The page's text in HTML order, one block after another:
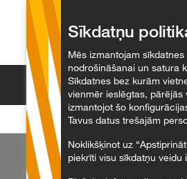
Sīkdatņu
Mēs izmantojam
nodrošināšanai un satura
Sīkdatnes bez kurām
vienmēr ieslēgtas,
izmantojot šo
Tavus datus trešajām
Noklikšķinot uz
piekrīti visu sīkdatņu veidu